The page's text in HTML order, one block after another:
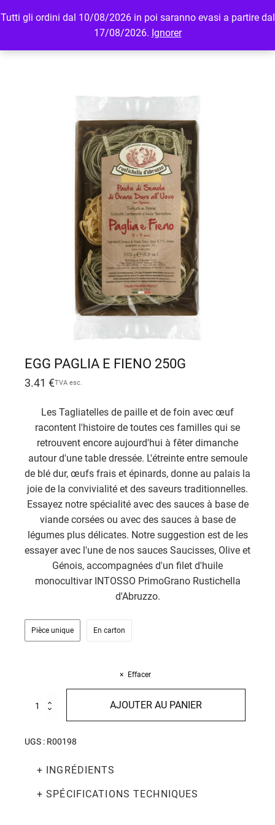
Tutti gli ordini dal 10/08/2026 in poi saranno evasi a partire dal
17/08/2026. Ignorer
MENU LOGIN
EGG PAGLIA E FIENO 250G
3.41 €TVA esc.
Les Tagliatelles de paille et de foin avec œuf
racontent l'histoire de toutes ces familles qui se
retrouvent encore aujourd'hui à fêter dimanche
autour d'une table dressée. L'étreinte entre semoule
de blé dur, œufs frais et épinards, donne au palais la
joie de la convivialité et des saveurs traditionnelles.
Essayez notre spécialité avec des sauces à base de
viande corsées ou avec des sauces à base de
légumes plus délicates. Notre suggestion est de les
essayer avec l'une de nos sauces Saucisses, Olive et
Génois, accompagnées d'un filet d'huile
monocultivar INTOSSO PrimoGrano Rustichella
d'Abruzzo.
Pièce unique En carton
Effacer
e
250g
AJOUTER AU PANIER
UGS : R00198
+ INGRÉDIENTS
+ SPÉCIFICATIONS TECHNIQUES